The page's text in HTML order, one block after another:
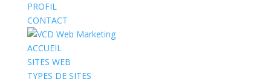
PROFIL
CONTACT
ACCUEIL
SITES WEB
TYPES DE SITES